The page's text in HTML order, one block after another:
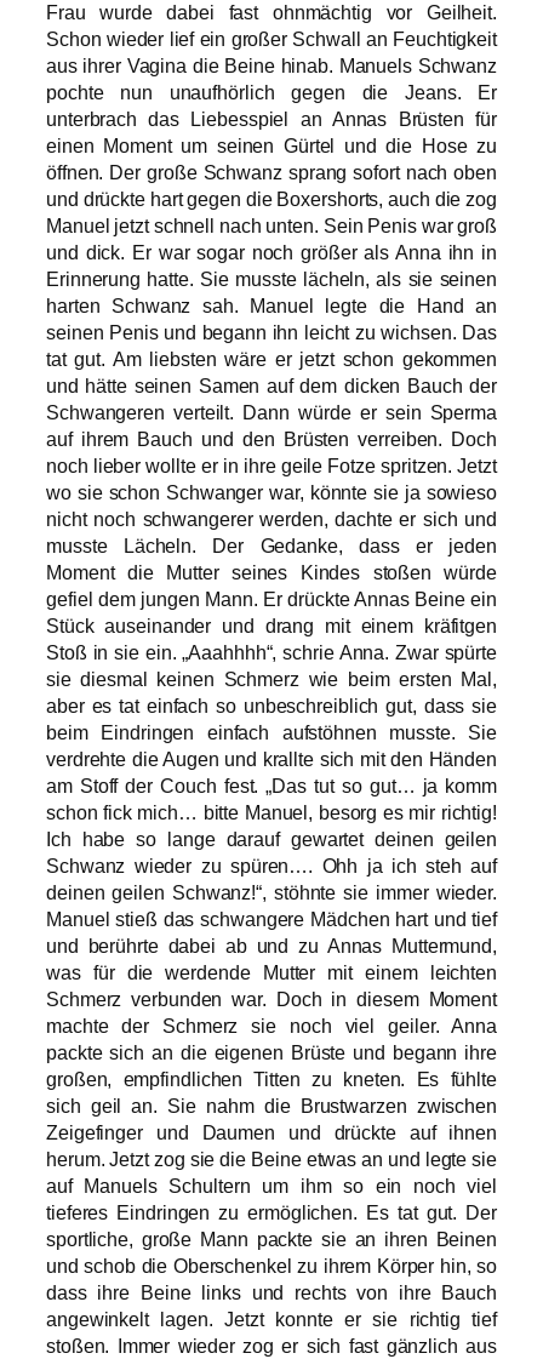
Frau wurde dabei fast ohnmächtig vor Geilheit.
Schon wieder lief ein großer Schwall an Feuchtigkeit
aus ihrer Vagina die Beine hinab. Manuels Schwanz
pochte nun unaufhörlich gegen die Jeans. Er
unterbrach das Liebesspiel an Annas Brüsten für
einen Moment um seinen Gürtel und die Hose zu
öffnen. Der große Schwanz sprang sofort nach oben
und drückte hart gegen die Boxershorts, auch die zog
Manuel jetzt schnell nach unten. Sein Penis war groß
und dick. Er war sogar noch größer als Anna ihn in
Erinnerung hatte. Sie musste lächeln, als sie seinen
harten Schwanz sah. Manuel legte die Hand an
seinen Penis und begann ihn leicht zu wichsen. Das
tat gut. Am liebsten wäre er jetzt schon gekommen
und hätte seinen Samen auf dem dicken Bauch der
Schwangeren verteilt. Dann würde er sein Sperma
auf ihrem Bauch und den Brüsten verreiben. Doch
noch lieber wollte er in ihre geile Fotze spritzen. Jetzt
wo sie schon Schwanger war, könnte sie ja sowieso
nicht noch schwangerer werden, dachte er sich und
musste Lächeln. Der Gedanke, dass er jeden
Moment die Mutter seines Kindes stoßen würde
gefiel dem jungen Mann. Er drückte Annas Beine ein
Stück auseinander und drang mit einem kräfitgen
Stoß in sie ein. „Aaahhhh“, schrie Anna. Zwar spürte
sie diesmal keinen Schmerz wie beim ersten Mal,
aber es tat einfach so unbeschreiblich gut, dass sie
beim Eindringen einfach aufstöhnen musste. Sie
verdrehte die Augen und krallte sich mit den Händen
am Stoff der Couch fest. „Das tut so gut… ja komm
schon fick mich… bitte Manuel, besorg es mir richtig!
Ich habe so lange darauf gewartet deinen geilen
Schwanz wieder zu spüren…. Ohh ja ich steh auf
deinen geilen Schwanz!“, stöhnte sie immer wieder.
Manuel stieß das schwangere Mädchen hart und tief
und berührte dabei ab und zu Annas Muttermund,
was für die werdende Mutter mit einem leichten
Schmerz verbunden war. Doch in diesem Moment
machte der Schmerz sie noch viel geiler. Anna
packte sich an die eigenen Brüste und begann ihre
großen, empfindlichen Titten zu kneten. Es fühlte
sich geil an. Sie nahm die Brustwarzen zwischen
Zeigefinger und Daumen und drückte auf ihnen
herum. Jetzt zog sie die Beine etwas an und legte sie
auf Manuels Schultern um ihm so ein noch viel
tieferes Eindringen zu ermöglichen. Es tat gut. Der
sportliche, große Mann packte sie an ihren Beinen
und schob die Oberschenkel zu ihrem Körper hin, so
dass ihre Beine links und rechts von ihre Bauch
angewinkelt lagen. Jetzt konnte er sie richtig tief
stoßen. Immer wieder zog er sich fast gänzlich aus